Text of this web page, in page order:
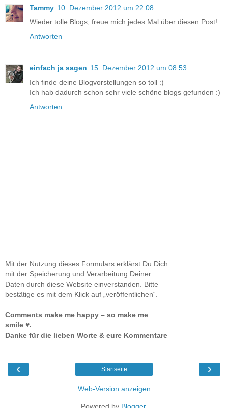
Tammy 10. Dezember 2012 um 22:08
Wieder tolle Blogs, freue mich jedes Mal über diesen Post!
Antworten
einfach ja sagen 15. Dezember 2012 um 08:53
Ich finde deine Blogvorstellungen so toll :)
Ich hab dadurch schon sehr viele schöne blogs gefunden :)
Antworten
Mit der Nutzung dieses Formulars erklärst Du Dich
mit der Speicherung und Verarbeitung Deiner
Daten durch diese Website einverstanden. Bitte
bestätige es mit dem Klick auf „veröffentlichen“.
Comments make me happy – so make me
smile ♥.
Danke für die lieben Worte & eure Kommentare
‹ ›
Startseite
Web-Version anzeigen